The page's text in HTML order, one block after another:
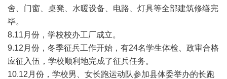
舍、门窗、桌凳、水暖设备、电路、灯具等全部建筑修缮完
毕。
8.11月份，学校校办工厂成立。
9.12月份，冬季征兵工作开始，有24名学生体检、政审合格
应征入伍，学校顺利地完成了征兵任务。
10.12月份，学校男、女长跑运动队参加县体委举办的长跑